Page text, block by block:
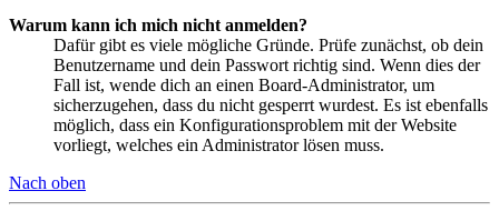
Warum kann ich mich nicht anmelden?
Dafür gibt es viele mögliche Gründe. Prüfe zunächst, ob dein
Benutzername und dein Passwort richtig sind. Wenn dies der
Fall ist, wende dich an einen Board-Administrator, um
sicherzugehen, dass du nicht gesperrt wurdest. Es ist ebenfalls
möglich, dass ein Konfigurationsproblem mit der Website
vorliegt, welches ein Administrator lösen muss.
Nach oben